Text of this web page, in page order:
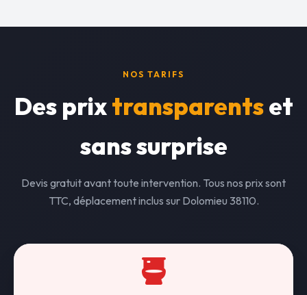
NOS TARIFS
Des prixtransparentset
sans surprise
Devis gratuit avant toute intervention. Tous nos prix sont
TTC, déplacement inclus sur Dolomieu 38110.